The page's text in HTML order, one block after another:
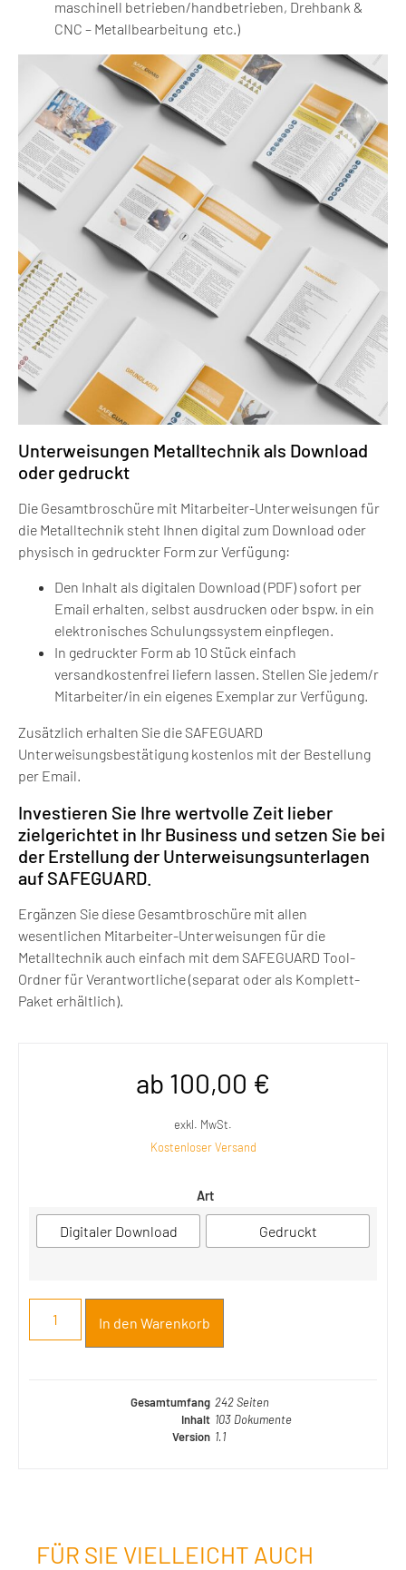
maschinell betrieben/handbetrieben, Drehbank &
CNC – Metallbearbeitung etc.)
Unterweisungen Metalltechnik als Download
oder gedruckt
Die Gesamtbroschüre mit Mitarbeiter-Unterweisungen für
die Metalltechnik steht Ihnen digital zum Download oder
physisch in gedruckter Form zur Verfügung:
Den Inhalt als digitalen Download (PDF) sofort per
Email erhalten, selbst ausdrucken oder bspw. in ein
elektronisches Schulungssystem einpflegen.
In gedruckter Form ab 10 Stück einfach
versandkostenfrei liefern lassen. Stellen Sie jedem/r
Mitarbeiter/in ein eigenes Exemplar zur Verfügung.
Zusätzlich erhalten Sie die SAFEGUARD
Unterweisungsbestätigung kostenlos mit der Bestellung
per Email.
Investieren Sie Ihre wertvolle Zeit lieber
zielgerichtet in Ihr Business und setzen Sie bei
der Erstellung der Unterweisungsunterlagen
auf SAFEGUARD.
Ergänzen Sie diese Gesamtbroschüre mit allen
wesentlichen Mitarbeiter-Unterweisungen für die
Metalltechnik auch einfach mit dem SAFEGUARD Tool-
Ordner für Verantwortliche (separat oder als Komplett-
Paket erhältlich).
ab 100,00 €
exkl. MwSt.
Kostenloser Versand
Art
Digitaler Download Gedruckt
In den Warenkorb
Gesamtumfang 242 Seiten
Inhalt 103 Dokumente
Version 1.1
FÜR SIE VIELLEICHT AUCH